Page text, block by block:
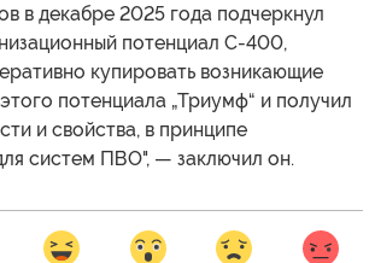
в декабре 2025 года подчеркнул
потенциал С-400,
купировать возникающие
потенциала „Триумф“ и получил
и свойства, в принципе
систем ПВО", — заключил он.